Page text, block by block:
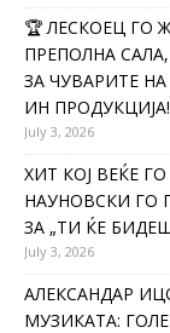
🏆 ЛЕСКОЕЦ ГО
ПРЕПОЛНА
ЗА ЧУВАРИТЕ
ИН ПРОДУКЦИЈА!
July 3, 2026
ХИТ КОЈ ВЕЌЕ
НАУНОВСКИ ГО
ЗА „ТИ ЌЕ
July 3, 2026
АЛЕКСАНДАР
МУЗИКАТА: